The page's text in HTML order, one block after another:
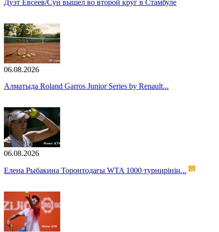
Дуэт Евсеев/Сун вышел во второй круг в Стамбуле
06.08.2026
Алматыда Roland Garros Junior Series by Renault...
06.08.2026
Елена Рыбакина Торонтодағы WTA 1000 турнирінің...